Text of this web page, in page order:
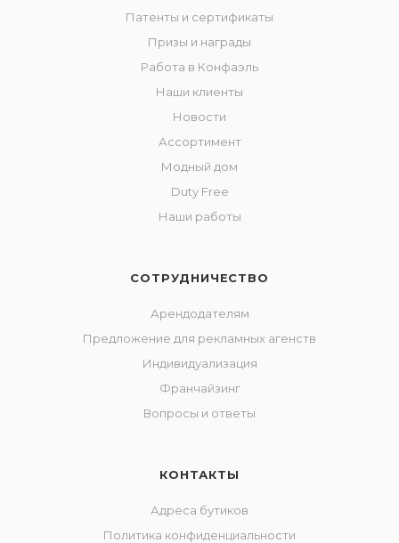
Патенты и сертификаты
Призы и награды
Работа в Конфаэль
Наши клиенты
Новости
Ассортимент
Модный дом
Duty Free
Наши работы
СОТРУДНИЧЕСТВО
Арендодателям
Предложение для рекламных агенств
Индивидуализация
Франчайзинг
Вопросы и ответы
КОНТАКТЫ
Адреса бутиков
Политика конфиденциальности